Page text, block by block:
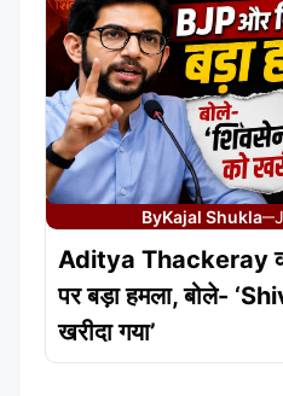
ByKajal Shukla—
Aditya Thackeray
पर बड़ा हमला, बोले-
खरीदा गया’